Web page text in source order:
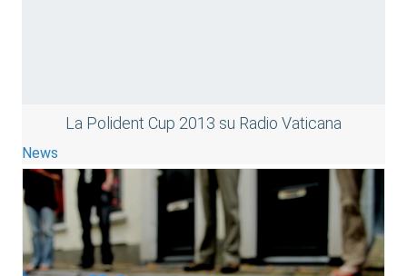
La Polident Cup 2013 su Radio Vaticana
News